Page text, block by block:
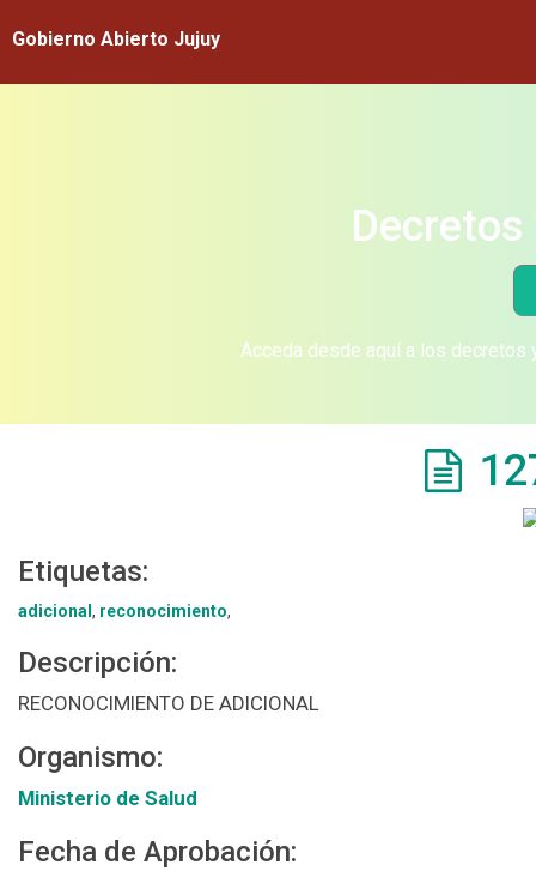
Gobierno Abierto Jujuy
Acceda desde aquí a los
Etiquetas:
adicional , reconocimiento,
Descripción:
RECONOCIMIENTO DE ADICIONAL
Organismo:
Ministerio de Salud
Fecha de Aprobación: